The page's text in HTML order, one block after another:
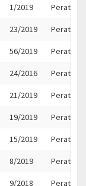
1/2019 Peraturan
23/2019 Peraturan
56/2019 Peraturan
24/2016 Peraturan
21/2019 Peraturan
19/2019 Peraturan
15/2019 Peraturan
8/2019 Peraturan
9/2018 Peraturan